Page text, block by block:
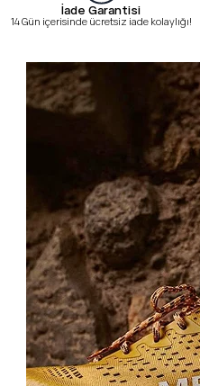
İade Garantisi
14 Gün içerisinde ücretsiz iade kolaylığı!